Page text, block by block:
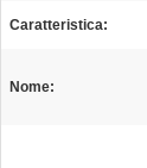
Caratteristica:
Nome: